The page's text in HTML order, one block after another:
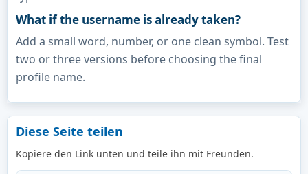
What if the username is already taken?
Add a small word, number, or one clean symbol. Test
two or three versions before choosing the final
profile name.
Diese Seite teilen
Kopiere den Link unten und teile ihn mit Freunden.